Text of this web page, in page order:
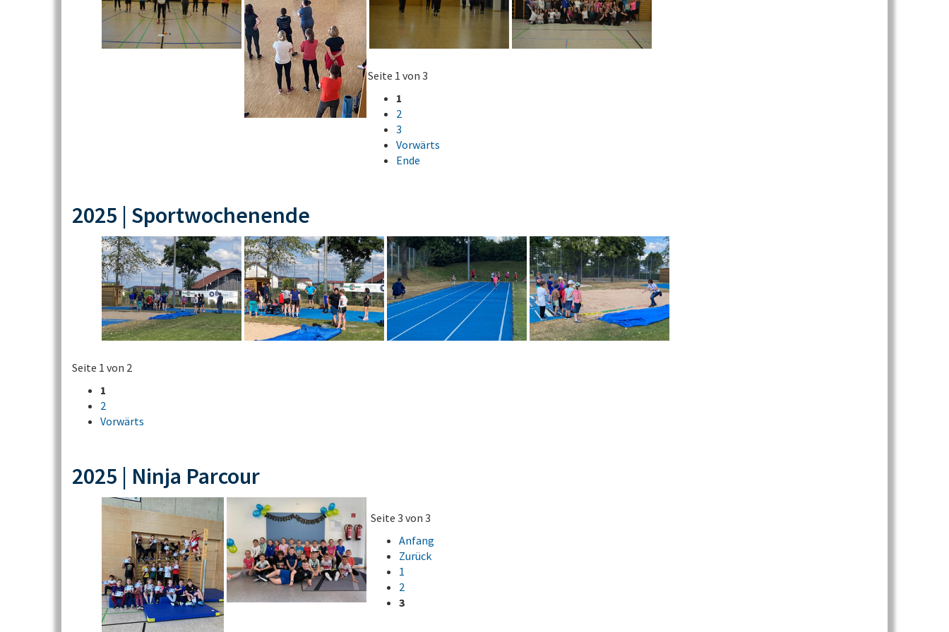
Seite 1 von 3
1
2
3
Vorwärts
Ende
2025 | Sportwochenende
Seite 1 von 2
1
2
Vorwärts
2025 | Ninja Parcour
Seite 3 von 3
Anfang
Zurück
1
2
3